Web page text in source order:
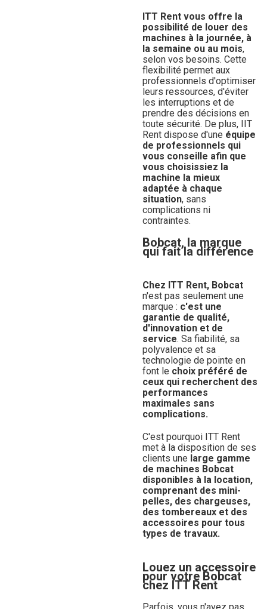
ITT Rent vous offre la
possibilité de louer des
machines à la journée, à
la semaine ou au mois,
selon vos besoins. Cette
flexibilité permet aux
professionnels d'optimiser
leurs ressources, d'éviter
les interruptions et de
prendre des décisions en
toute sécurité. De plus, IIT
Rent dispose d'une équipe
de professionnels qui
vous conseille afin que
vous choisissiez la
machine la mieux
adaptée à chaque
situation, sans
complications ni
contraintes.
Bobcat, la marque
qui fait la différence
Chez ITT Rent, Bobcat
n'est pas seulement une
marque : c'est une
garantie de qualité,
d'innovation et de
service. Sa fiabilité, sa
polyvalence et sa
technologie de pointe en
font le choix préféré de
ceux qui recherchent des
performances
maximales sans
complications.
C'est pourquoi ITT Rent
met à la disposition de ses
clients une large gamme
de machines Bobcat
disponibles à la location,
comprenant des mini-
pelles, des chargeuses,
des tombereaux et des
accessoires pour tous
types de travaux.
Louez un accessoire
pour votre Bobcat
chez ITT Rent